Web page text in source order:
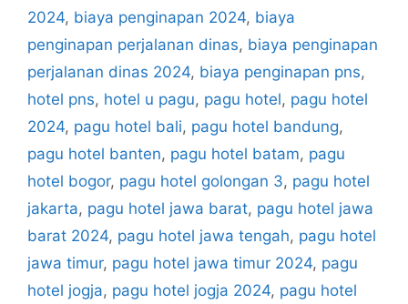
2024, biaya penginapan 2024, biaya
penginapan perjalanan dinas, biaya penginapan
perjalanan dinas 2024, biaya penginapan pns,
hotel pns, hotel u pagu, pagu hotel, pagu hotel
2024, pagu hotel bali, pagu hotel bandung,
pagu hotel banten, pagu hotel batam, pagu
hotel bogor, pagu hotel golongan 3, pagu hotel
jakarta, pagu hotel jawa barat, pagu hotel jawa
barat 2024, pagu hotel jawa tengah, pagu hotel
jawa timur, pagu hotel jawa timur 2024, pagu
hotel jogja, pagu hotel jogja 2024, pagu hotel